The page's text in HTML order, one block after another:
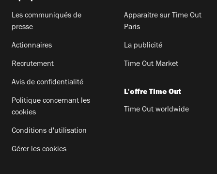
Les communiqués de
presse
Actionnaires
Recrutement
Avis de confidentialité
Politique concernant les
cookies
Conditions d'utilisation
Gérer les cookies
Apparaitre sur Time Out
Paris
La publicité
Time Out Market
L'offre Time Out
Time Out worldwide